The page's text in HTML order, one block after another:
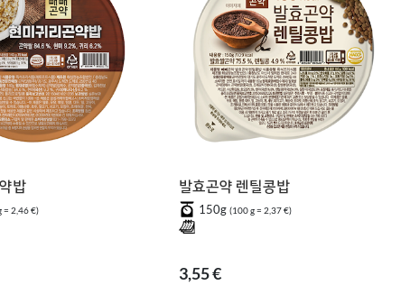
밥
= 2,46 €)
발효곤약 렌틸콩밥
150g (100 g = 2,37 €)
3,55 €